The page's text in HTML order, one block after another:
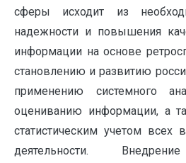
сферы исходит из
надежности и повышения
информации на основе
становлению и развитию
применению системного
оцениванию информации, а
статистическим учетом всех
деятельности.